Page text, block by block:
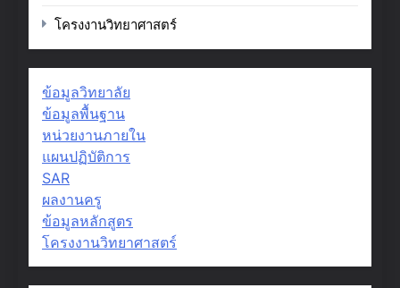
โครงงานวิทยาศาสตร์
ข้อมูลวิทยาลัย
ข้อมูลพื้นฐาน
หน่วยงานภายใน
แผนปฏิบัติการ
SAR
ผลงานครู
ข้อมูลหลักสูตร
โครงงานวิทยาศาสตร์